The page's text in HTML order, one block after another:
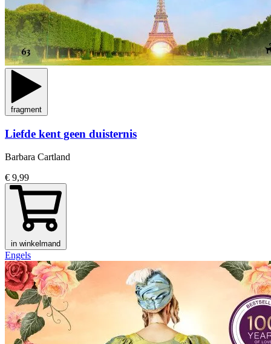
fragment
Liefde kent geen duisternis
Barbara Cartland
€ 9,99
in winkelmand
Engels